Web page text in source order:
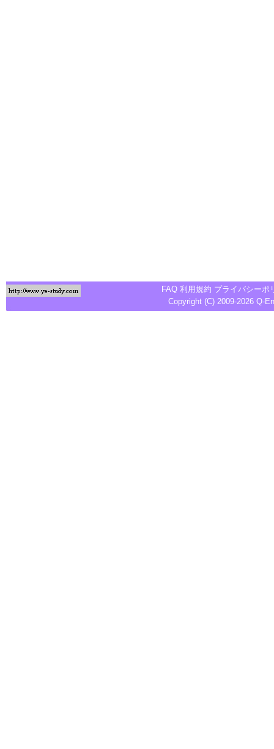
FAQ 利用規約 プライバシーポ
Copyright (C) 2009-2026 Q-